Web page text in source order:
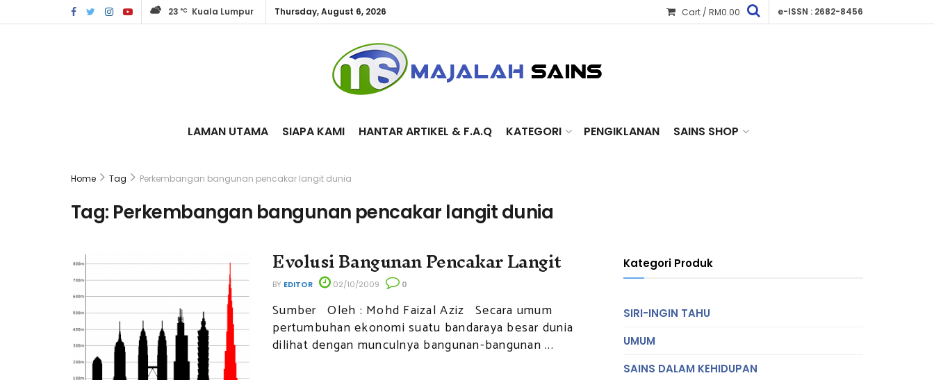
23 °C Kuala Lumpur Thursday, August 6, 2026 Cart / RM0.00 e-ISSN : 2682-8456
LAMAN UTAMA SIAPA KAMI HANTAR ARTIKEL & F.A.Q KATEGORI PENGIKLANAN SAINS SHOP
Home Tag Perkembangan bangunan pencakar langit dunia
Tag: Perkembangan bangunan pencakar langit dunia
Evolusi Bangunan Pencakar Langit
BY EDITOR 02/10/2009 0
Sumber Oleh : Mohd Faizal Aziz Secara umum
pertumbuhan ekonomi suatu bandaraya besar dunia
dilihat dengan munculnya bangunan-bangunan ...
Kategori Produk
SIRI-INGIN TAHU
UMUM
SAINS DALAM KEHIDUPAN